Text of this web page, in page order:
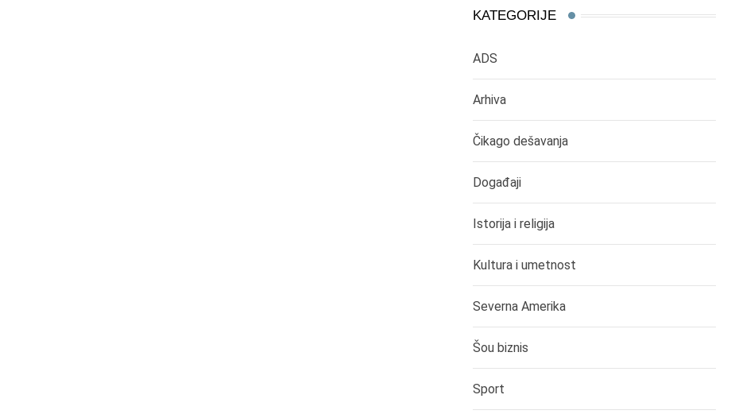
KATEGORIJE
ADS
Arhiva
Čikago dešavanja
Događaji
Istorija i religija
Kultura i umetnost
Severna Amerika
Šou biznis
Sport